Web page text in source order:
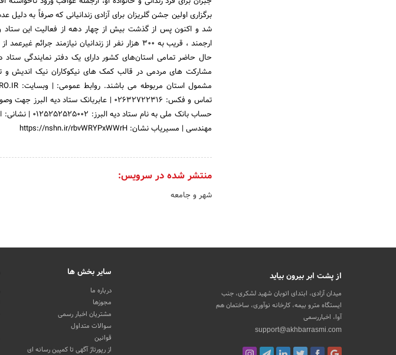
برگزاری اولین جشن گلریزان برای آزادی زندانیانی که صرفاً به
شد و اکنون پس از گذشت بیش از چهار دهه از فعالیت این ستاد
ارجمند ، قریب به 300 هزار نفر از زندانیان نیازمند
حال حاضر تمامی استان‌های کشور دارای یک دفتر نمایندگی
مشارکت های مردمی در قالب کمک های نیکوکاران نیک اندیش و
حساب بانک ملی
مهندسی | مسیریاب نشان: https://nshn.ir/rbvWRYPxWWrH
منتشر شده در سرویس:
شهر و جامعه
از پشت ابر بیرون بیاید
میدان آزادی، ابتدای اتوبان شهید لشکری، جنب
ایستگاه مترو بیمه، کارخانه نوآوری، ساختمان هم
آوا، اخباررسمی
support@akhbarrasmi.com
سایر بخش ها
درباره ما
مجوزها
مشتریان اخبار رسمی
سوالات متداول
قوانین
از رپورتاژ آگهی تا کمپین رسانه ای